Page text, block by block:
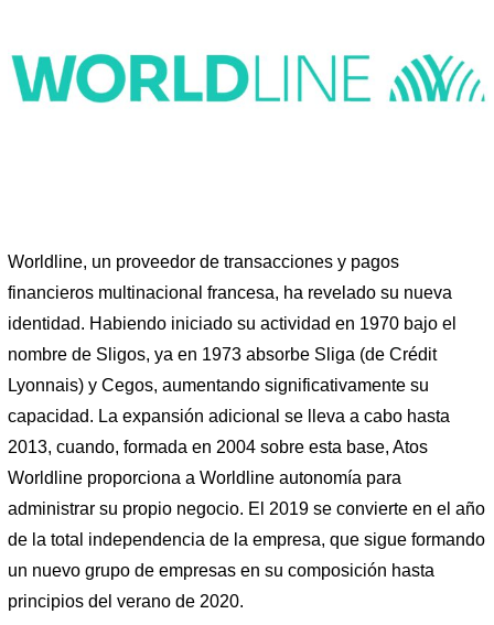
Worldline, un proveedor de transacciones y pagos
financieros multinacional francesa, ha revelado su nueva
identidad. Habiendo iniciado su actividad en 1970 bajo el
nombre de Sligos, ya en 1973 absorbe Sliga (de Crédit
Lyonnais) y Cegos, aumentando significativamente su
capacidad. La expansión adicional se lleva a cabo hasta
2013, cuando, formada en 2004 sobre esta base, Atos
Worldline proporciona a Worldline autonomía para
administrar su propio negocio. El 2019 se convierte en el año
de la total independencia de la empresa, que sigue formando
un nuevo grupo de empresas en su composición hasta
principios del verano de 2020.